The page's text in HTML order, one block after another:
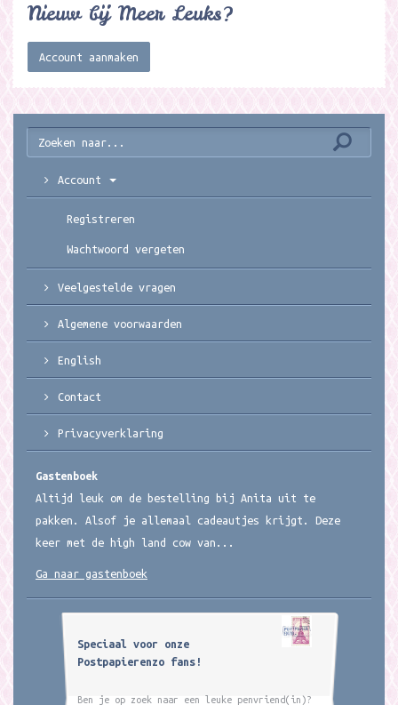
Nieuw bij Meer Leuks?
Account aanmaken
Account
Registreren
Wachtwoord vergeten
Veelgestelde vragen
Algemene voorwaarden
English
Contact
Privacyverklaring
Gastenboek
Altijd leuk om de bestelling bij Anita uit te
pakken. Alsof je allemaal cadeautjes krijgt. Deze
keer met de high land cow van...
Ga naar gastenboek
Speciaal voor onze
Postpapierenzo fans!
Ben je op zoek naar een leuke penvriend(in)?